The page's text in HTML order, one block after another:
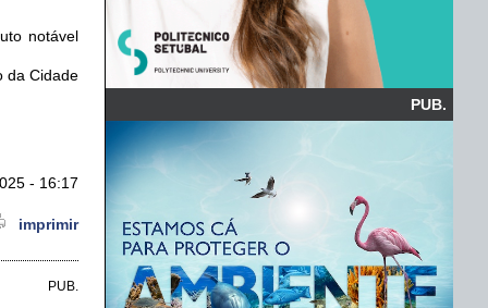
notável
da Cidade
- 16:17
imprimir
PUB.
PUB.